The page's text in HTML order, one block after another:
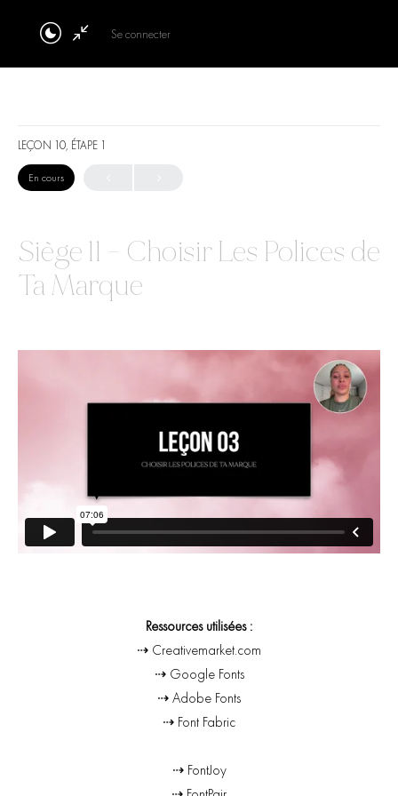
Se connecter
LEÇON 10, ÉTAPE 1
En cours
Siège 11 – Choisir Les Polices de
Ta Marque
Ressources utilisées :
⇢ Creativemarket.com
⇢ Google Fonts
⇢Adobe Fonts
⇢ Font Fabric
⇢ FontJoy